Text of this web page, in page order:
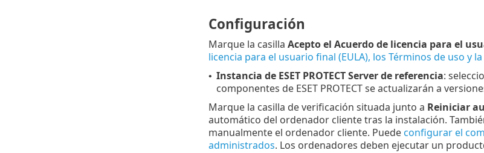
Configuración
Marque la casilla Acepto el Acuerdo de licencia para el
licencia para el usuario final (EULA), los Términos de uso y
• Instancia de ESET PROTECT Server de referencia:
componentes de ESET PROTECT se actualizarán a
Marque la casilla de verificación situada junto a Reiniciar
automático del ordenador cliente tras la instalación.
manualmente el ordenador cliente. Puedeconfigurar el
administrados. Los ordenadores deben ejecutar un